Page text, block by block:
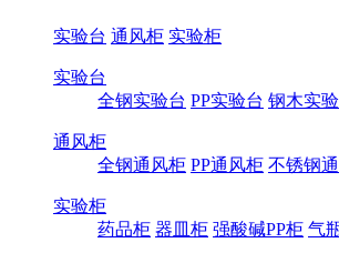
实验台 通风柜 实验柜
实验台
全钢实验台 PP实验台 钢木实
通风柜
全钢通风柜 PP通风柜 不锈钢
实验柜
药品柜 器皿柜 强酸碱PP柜 气